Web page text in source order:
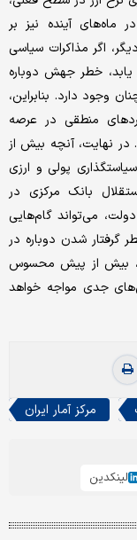
ماه‌های آینده نیز بر
اگر مذاکرات سیاسی
خطر جهش دوباره
وجود دارد. بنابراین،
منطقی در عرصه
در نهایت، آنچه بیش از
پولی و ارزی
بانک مرکزی در
می‌تواند گام‌هایی
گرفتار شدن دوباره در
بیش از پیش محسوس
جدی مواجه خواهد
مرکز آمار ایران
لینکدین